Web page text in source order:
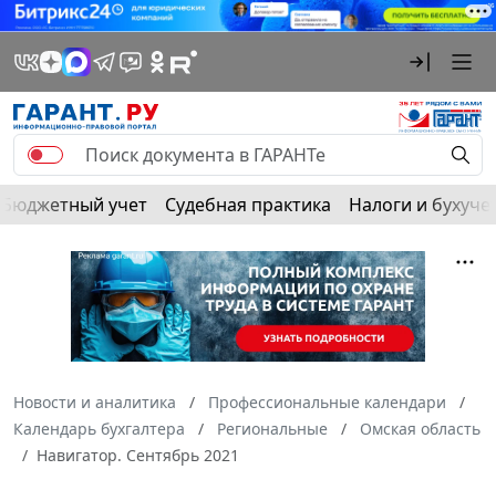
Бюджетный учет Судебная практика Налоги и
Новости и аналитика
Профессиональные календари
Календарь бухгалтера
Региональные
Омская область
Навигатор. Сентябрь 2021